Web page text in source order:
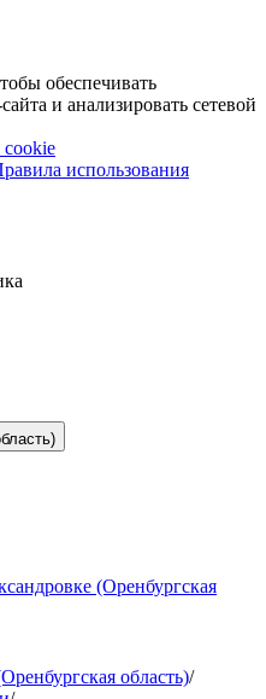
обеспечивать
и анализировать сетевой
cookie
использования
(Оренбургская
область)/